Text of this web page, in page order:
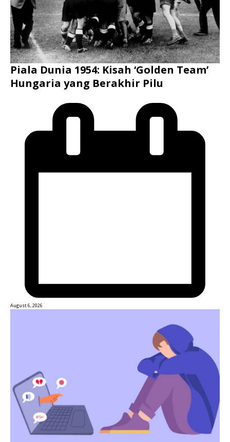
Piala Dunia 1954: Kisah ‘Golden Team’
Hungaria yang Berakhir Pilu
August 6, 2026